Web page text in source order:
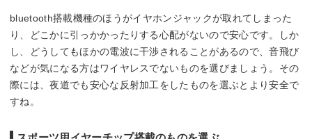
bluetooth搭載機種のほうがイヤホンジャックが取れてしまった
り、どこかに引っかかったりする心配がないので安心です。しか
し、どうしてもほかの電波に干渉されることがあるので、音飛び
などが気になる方はワイヤレスでないものを選びましょう。その
際には、夜道でも安心な反射加工をしたものを選ぶとより安全で
すね。